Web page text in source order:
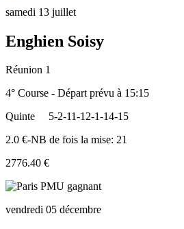
samedi 13 juillet
Enghien Soisy
Réunion 1
4° Course - Départ prévu à 15:15
Quinte
5-2-11-12-1-14-15
2.0 €-NB de fois la mise: 21
2776.40 €
vendredi 05 décembre